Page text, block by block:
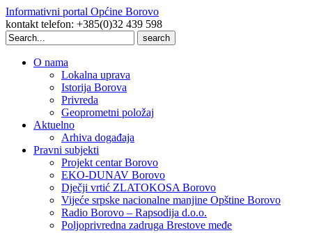
Informativni portal Općine Borovo
kontakt telefon: +385(0)32 439 598
Search
for:
O nama
Lokalna uprava
Istorija Borova
Privreda
Geoprometni položaj
Aktuelno
Arhiva događaja
Pravni subjekti
Projekt centar Borovo
EKO-DUNAV Borovo
Dječji vrtić ZLATOKOSA Borovo
Vijeće srpske nacionalne manjine Opštine Borovo
Radio Borovo – Rapsodija d.o.o.
Poljoprivredna zadruga Brestove međe